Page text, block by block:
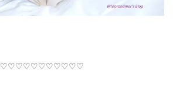
♡♡♡♡♡♡♡♡♡♡♡